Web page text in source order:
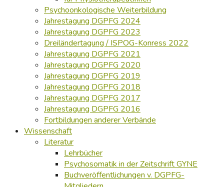
Psychoonkologische Weiterbildung
Jahrestagung DGPFG 2024
Jahrestagung DGPFG 2023
Dreiländertagung / ISPOG-Konress 2022
Jahrestagung DGPFG 2021
Jahrestagung DGPFG 2020
Jahrestagung DGPFG 2019
Jahrestagung DGPFG 2018
Jahrestagung DGPFG 2017
Jahrestagung DGPFG 2016
Fortbildungen anderer Verbände
Wissenschaft
Literatur
Lehrbücher
Psychosomatik in der Zeitschrift GYNE
Buchveröffentlichungen v. DGPFG-